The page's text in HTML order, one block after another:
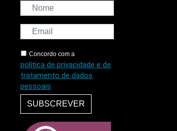
Concordo com a
política de privacidade e de
tratamento de dados
pessoais
SUBSCREVER